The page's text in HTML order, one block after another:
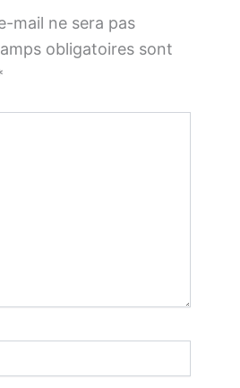
mail ne sera pas
obligatoires sont